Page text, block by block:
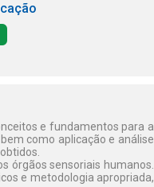
e fundamentos para a
como aplicação e análise
órgãos sensoriais humanos.
e metodologia apropriada,